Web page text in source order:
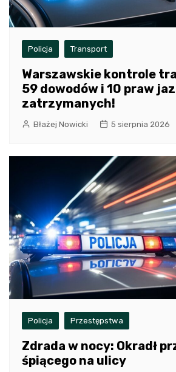
Policja Transport
Warszawskie kontrole
59 dowodów i 10 praw
zatrzymanych!
Błażej Nowicki 5 sierpnia 2026
Policja Przestępstwa
Zdrada w nocy: Okradł
śpiącego na ulicy